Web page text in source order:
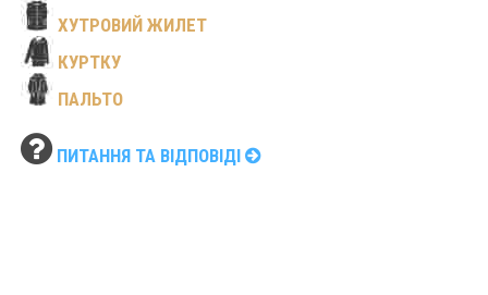
ХУТРОВИЙ ЖИЛЕТ
КУРТКУ
ПАЛЬТО
ПИТАННЯ ТА ВІДПОВІДІ